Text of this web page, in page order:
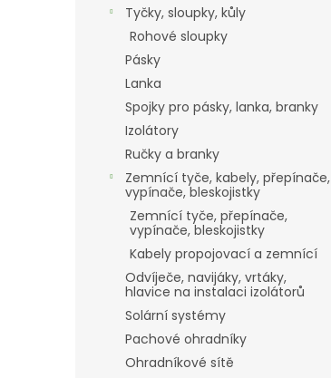
Tyčky, sloupky, kůly
Rohové sloupky
Pásky
Lanka
Spojky pro pásky, lanka, branky
Izolátory
Ručky a branky
Zemnící tyče, kabely, přepínače,
vypínače, bleskojistky
Zemnící tyče, přepínače,
vypínače, bleskojistky
Kabely propojovací a zemnící
Odvíječe, navijáky, vrtáky,
hlavice na instalaci izolátorů
Solární systémy
Pachové ohradníky
Ohradníkové sítě